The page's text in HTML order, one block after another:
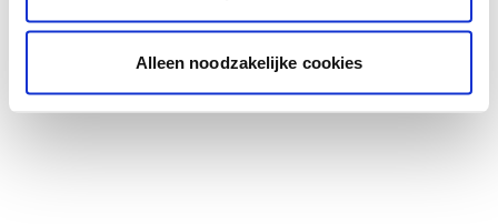
Alleen noodzakelijke cookies
Krijg ineens een technologische check-up